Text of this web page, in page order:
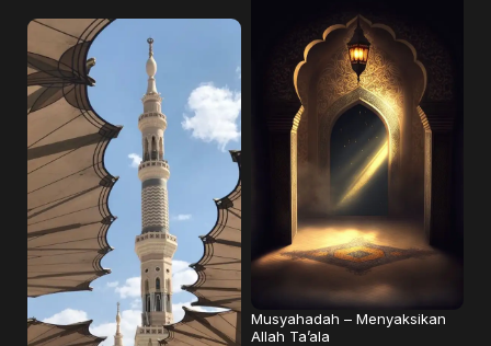
Musyahadah – Menyaksikan
Allah Ta’ala